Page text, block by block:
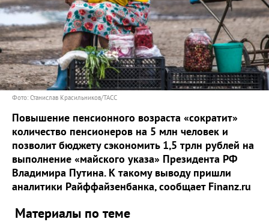
Фото: Станислав Красильников/ТАСС
Повышение пенсионного возраста «сократит»
количество пенсионеров на 5 млн человек и
позволит бюджету сэкономить 1,5 трлн рублей на
выполнение «майского указа» Президента РФ
Владимира Путина. К такому выводу пришли
аналитики Райффайзенбанка, сообщает Finanz.ru
Материалы по теме